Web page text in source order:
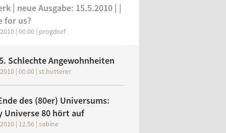
| neue Ausgabe: 15.5.2010 | |
for us?
| 00.00 | progdorf
Schlechte Angewohnheiten
| 00.00 | st.hutterer
des (80er) Universums:
Universe 80 hört auf
| 12.56 | sabine